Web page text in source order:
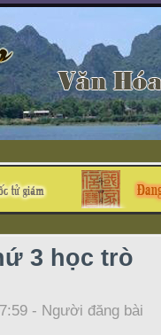
3 học trò
- Người đăng bài